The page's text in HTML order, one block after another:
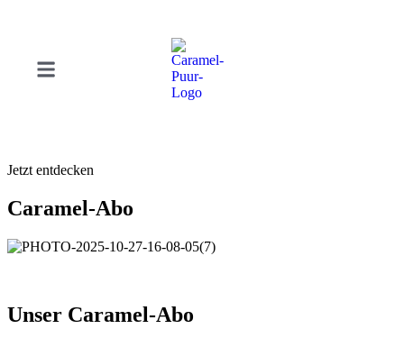
Jetzt entdecken
Caramel-Abo
Unser Caramel-Abo